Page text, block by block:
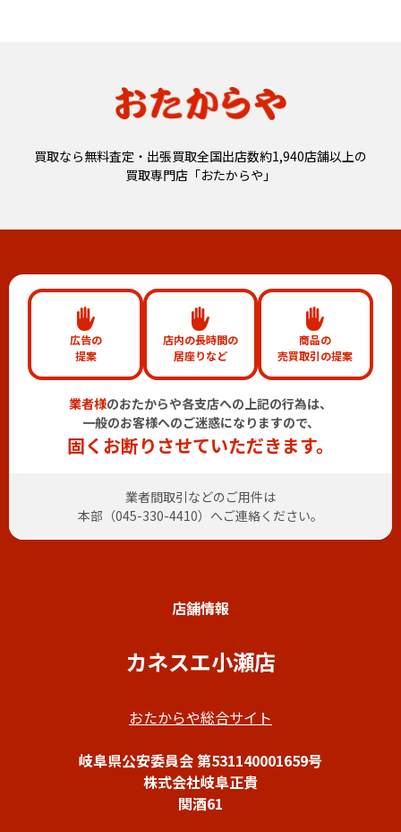
買取なら無料査定・出張買取全国出店数約1,940店舗以上の
買取専門店「おたからや」
広告の
提案
店内の長時間の
居座りなど
商品の
売買取引の提案
業者様のおたからや各支店への上記の行為は、
一般のお客様へのご迷惑になりますので、
固くお断りさせていただきます。
業者間取引などのご用件は
本部（045-330-4410）へご連絡ください。
店舗情報
カネスエ小瀬店
おたからや総合サイト
岐阜県公安委員会 第531140001659号
株式会社岐阜正貴
関酒61